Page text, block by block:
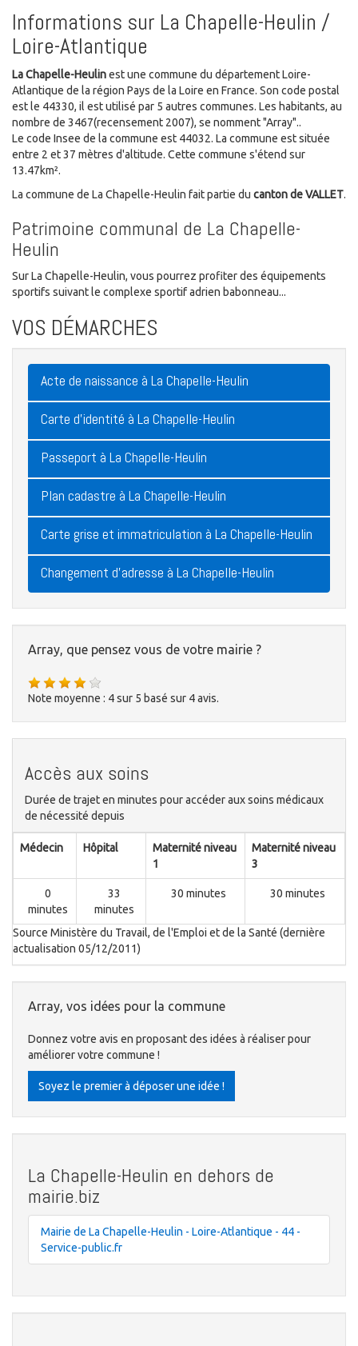
Informations sur La Chapelle-Heulin /
Loire-Atlantique
La Chapelle-Heulinest une commune du département Loire-
Atlantique de la région Pays de la Loire en France. Son code postal
est le 44330, il est utilisé par 5 autres communes. Les habitants, au
nombre de 3467(recensement 2007), se nomment "Array"..
Le code Insee de la commune est 44032. La commune est située
entre 2 et 37 mètres d'altitude. Cette commune s'étend sur
13.47km².
La commune de La Chapelle-Heulin fait partie du canton de VALLET.
Patrimoine communal de La Chapelle-
Heulin
Sur La Chapelle-Heulin, vous pourrez profiter des équipements
sportifs suivant le complexe sportif adrien babonneau...
VOS DÉMARCHES
Acte de naissance à La Chapelle-Heulin
Carte d'identité à La Chapelle-Heulin
Passeport à La Chapelle-Heulin
Plan cadastre à La Chapelle-Heulin
Carte grise et immatriculation à La Chapelle-Heulin
Changement d'adresse à La Chapelle-Heulin
Array, que pensez vous de votre mairie ?
Note moyenne : 4sur 5 basé sur 4avis.
Accès aux soins
Durée de trajet en minutes pour accéder aux soins médicaux
de nécessité depuis
Médecin Hôpital
Maternité niveau
1
Maternité niveau
3
0
minutes
33
minutes
30 minutes 30 minutes
Source Ministère du Travail, de l'Emploi et de la Santé (dernière
actualisation 05/12/2011)
Array, vos idées pour la commune
Donnez votre avis en proposant des idées à réaliser pour
améliorer votre commune !
Soyez le premier à déposer une idée !
La Chapelle-Heulin en dehors de
mairie.biz
Mairie de La Chapelle-Heulin - Loire-Atlantique - 44 -
Service-public.fr